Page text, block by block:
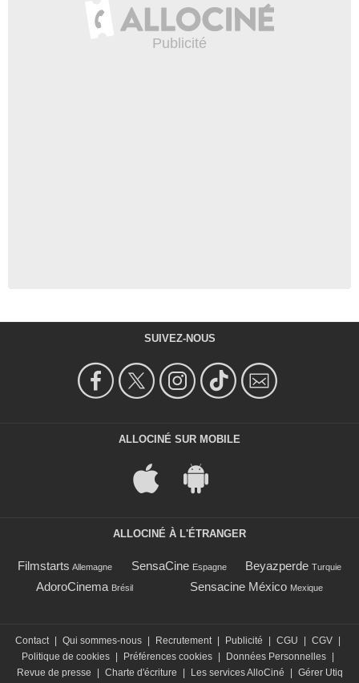
SUIVEZ-NOUS
ALLOCINÉ SUR MOBILE
ALLOCINÉ À L'ÉTRANGER
Filmstarts Allemagne SensaCine Espagne Beyazperde Turquie
AdoroCinema Brésil Sensacine México Mexique
Contact Qui sommes-nous Recrutement Publicité CGU CGV
Politique de cookies
Préférences cookies Données Personnelles
Revue de presse
Charte d'écriture Les services AlloCiné Gérer Utiq